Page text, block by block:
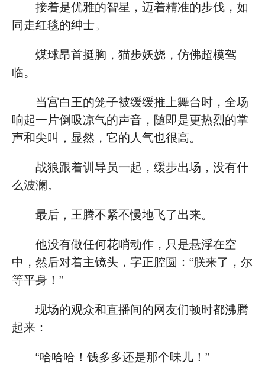
接着是优雅的智星，迈着精准的步伐，如
同走红毯的绅士。
煤球昂首挺胸，猫步妖娆，仿佛超模驾
临。
当宫白王的笼子被缓缓推上舞台时，全场
响起一片倒吸凉气的声音，随即是更热烈的掌
声和尖叫，显然，它的人气也很高。
战狼跟着训导员一起，缓步出场，没有什
么波澜。
最后，王腾不紧不慢地飞了出来。
他没有做任何花哨动作，只是悬浮在空
中，然后对着主镜头，字正腔圆：“朕来了，尔
等平身！”
现场的观众和直播间的网友们顿时都沸腾
起来：
“哈哈哈！钱多多还是那个味儿！”